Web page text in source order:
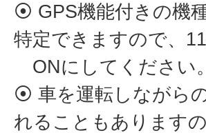
⦿ GPS機能付きの機
特定できますので、
ONにしてください。
⦿ 車を運転しながら
れることもあります